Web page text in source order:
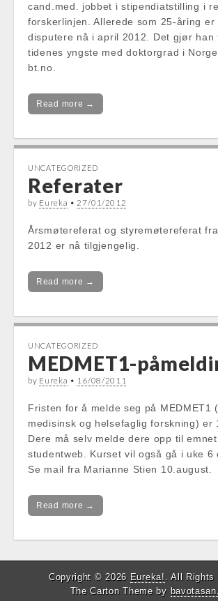
cand.med. jobbet i stipendiatstilling i
forskerlinjen. Allerede som 25-åring er
disputere nå i april 2012. Det gjør han
tidenes yngste med doktorgrad i
bt.no.
Read more →
UNCATEGORIZED
Referater
by Eureka •27/01/2012
Årsmøtereferat og styremøtereferat
2012 er nå tilgjengelig.
Read more →
UNCATEGORIZED
MEDMET1-
by Eureka • 16/08/2011
Fristen for å melde seg på MEDMET1
medisinsk og helsefaglig forskning) er
Dere må selv melde dere opp til
studentweb. Kurset vil også gå i uke 6
Se mail fra Marianne Stien 10.august.
Read more →
Copyright © 2026 Eureka!. All Rights
The Carton Theme by